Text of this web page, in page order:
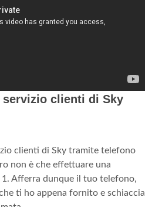
clienti di Sky
clienti di Sky tramite telefono
non è che effettuare una
Afferra dunque il tuo telefono,
ti ho appena fornito e schiaccia